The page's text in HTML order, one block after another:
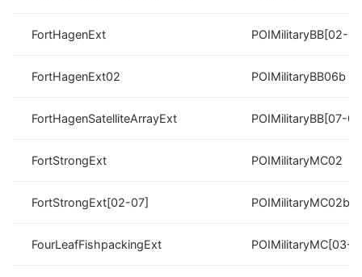
FortHagenExt POIMilitaryBB[02-
FortHagenExt02 POIMilitaryBB06b
FortHagenSatelliteArrayExt POIMilitaryBB[07-
FortStrongExt POIMilitaryMC02
FortStrongExt[02-07] POIMilitaryMC02b
FourLeafFishpackingExt POIMilitaryMC[03-